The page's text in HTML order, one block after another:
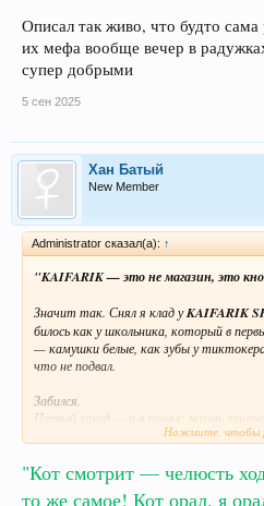
ходуном, как у советской стиралки
Пошёл гулять.
На улице каждый фонарь как софит, а
кент. Хотел каждому сказать «бро, я
улыбался, как будто выиграл миллион в
Итог:
KAIFARIK умеют!
Качество , эффекты бодрые,
«просто поржать» — то, что доктор
Описал так живо, что будто
их мефа вообще вечер в
супер добрыми
5 сен 2025
Хан Батый
New Member
Administrator сказал(а): ↑
"KAIFARIK — это не магазин, это
Значит так. Снял я клад уKAIFARIK
билось как у школьника, который в
— камушки белые, как зубы у
что не подвал.
Забился.
Первый заход — и я понял: жизнь
Музыка качает, я качаюсь, стены
ходуном, как у советской стиралки
Нажмите, чтобы
"Кот смотрит — челюсть
то же самое! Кот орал, я